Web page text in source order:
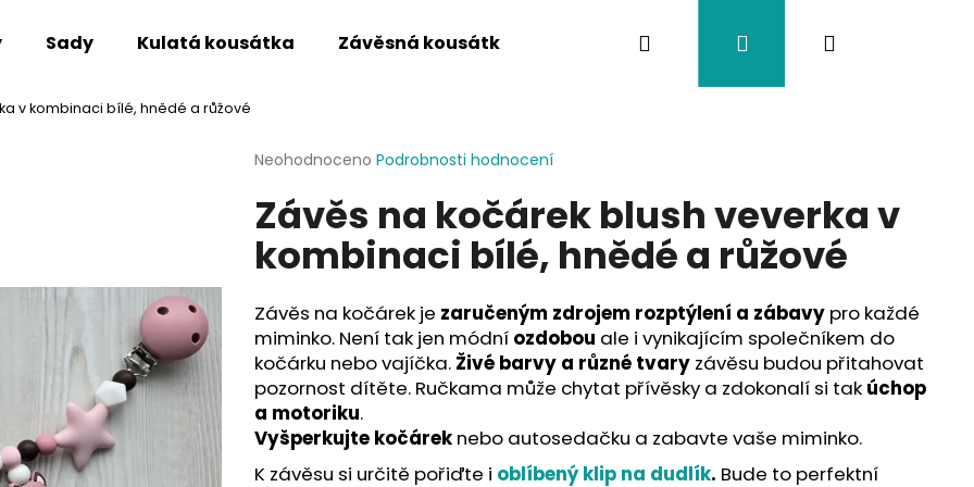
Sady Kulatá kousátka Závěsná kousátka Závěsy na kočárek Twistík kousátka
Hledat PřihlášeníNákupní
v kombinaci bílé, hnědé a růžové
Průměrné
produktu
je
0,0
hvězdiček.
Neohodnoceno Podrobnosti hodnocení
Závěs na kočárek blush veverka v
kombinaci bílé, hnědé a růžové
Závěs na kočárek je zaručeným zdrojem rozptýlení a zábavy pro každé
miminko. Není tak jen módní ozdobou ale i vynikajícím společníkem do
kočárku nebo vajíčka. Živé barvy a různé tvary závěsu budou přitahovat
pozornost dítěte. Ručkama může chytat přívěsky a zdokonalí si tak úchop
a motoriku.
Vyšperkujte kočárek nebo autosedačku a zabavte vaše miminko.
K závěsu si určitě pořiďte i oblíbený klip na dudlík. Bude to perfektní
Co potřebujete najít?
HLEDAT
Doporučujeme